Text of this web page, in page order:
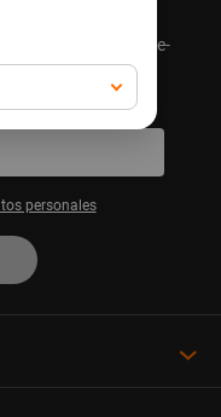
directamente en tu e-
personales